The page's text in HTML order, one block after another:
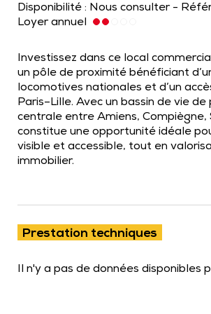
Disponibilité : Nous consulter -
Loyer annuel
Investissez dans ce local
un pôle de proximité bénéficiant
locomotives nationales et d’un
Paris–Lille. Avec un bassin de vie
centrale entre Amiens,
constitue une opportunité idéale
visible et accessible, tout en
immobilier.
Prestation techniques
Il n'y a pas de données disponibles